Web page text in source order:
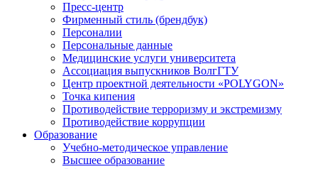
Пресс-центр
Фирменный стиль (брендбук)
Персоналии
Персональные данные
Медицинские услуги университета
Ассоциация выпускников ВолгГТУ
Центр проектной деятельности «POLYGON»
Точка кипения
Противодействие терроризму и экстремизму
Противодействие коррупции
Образование
Учебно-методическое управление
Высшее образование